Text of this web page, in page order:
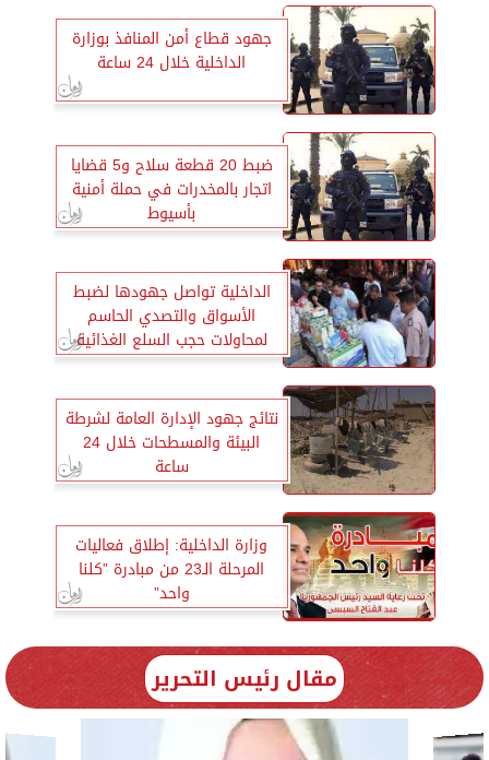
جهود قطاع أمن المنافذ بوزارة
الداخلية خلال 24 ساعة
ضبط 20 قطعة سلاح و5 قضايا
اتجار بالمخدرات في حملة أمنية
بأسيوط
الداخلية تواصل جهودها لضبط
الأسواق والتصدي الحاسم
لمحاولات حجب السلع الغذائية
نتائج جهود الإدارة العامة لشرطة
البيئة والمسطحات خلال 24
ساعة
وزارة الداخلية: إطلاق فعاليات
المرحلة الـ23 من مبادرة ”كلنا
واحد”
مقال رئيس التحرير